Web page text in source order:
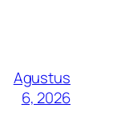
Agustus
6, 2026